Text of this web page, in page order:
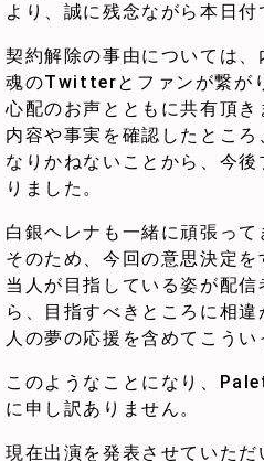
より、誠に残念ながら本日付
契約解除の事由については
魂のTwitterとファンが繋が
心配のお声とともに共有頂き
内容や事実を確認したとこ
なりかねないことから、今
りました。
白銀ヘレナも一緒に頑張っ
そのため、今回の意思決定
当人が目指している姿が配
ら、目指すべきところに相
人の夢の応援を含めてこう
このようなことになり、
に申し訳ありません。
現在出演を発表させていた